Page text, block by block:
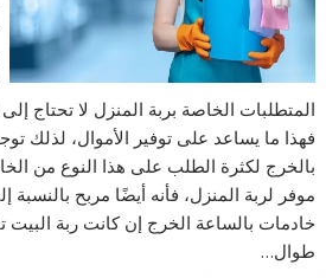
المتطلبات الخاصة بربة المنزل لا تحتاج
فهذا ما يساعد على توفير الأموال، لذلك
بالخرج لكثرة الطلب على هذا النوع من
موفر لربة المنزل، فأنه أيضًا مربح
خادمات بالساعة الخرج إن كانت ربة البيت
طوال…